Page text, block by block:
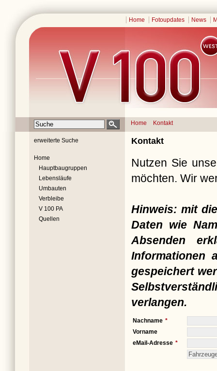
Home Fotoupdates News
Home Kontakt
erweiterte Suche
Home
Hauptbaugruppen
Lebensläufe
Umbauten
Verbleibe
V 100 PA
Quellen
Kontakt
Nutzen Sie
möchten. Wir
Hinweis: mit
Daten wie
Absenden
Informationen
gespeichert
verlangen.
Nachname
Vorname
eMail-Adresse